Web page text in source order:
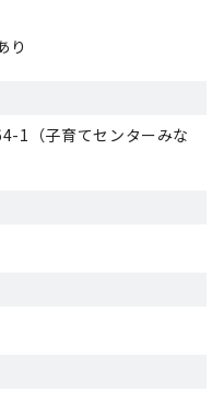
り
1（子育てセンターみな